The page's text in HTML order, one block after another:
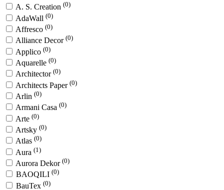
A. S. Creation (0)
AdaWall (0)
Affresco (0)
Alliance Decor (0)
Applico (0)
Aquarelle (0)
Architector (0)
Architects Paper (0)
Arlin (0)
Armani Casa (0)
Arte (0)
Artsky (0)
Atlas (0)
Aura (1)
Aurora Dekor (0)
BAOQILI (0)
BauTex (0)